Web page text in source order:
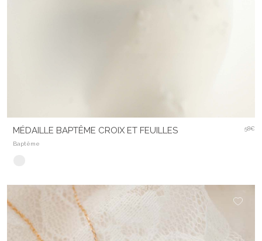
MÉDAILLE BAPTÊME CROIX ET FEUILLES
Baptême
58€